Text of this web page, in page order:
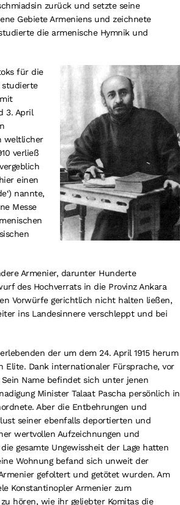
zurück und setzte seine
Gebiete Armeniens und zeichnete
die armenische Hymnik und
für die
studierte
3. April
weltlicher
verließ
einen
nannte,
Messe
Armenier, darunter Hunderte
des Hochverrats in die Provinz Ankara
Vorwürfe gerichtlich nicht halten ließen,
ins Landesinnere verschleppt und bei
der um dem 24. April 1915 herum
Elite. Dank internationaler Fürsprache, vor
Name befindet sich unter jenen
Minister Talaat Pascha persönlich in
Aber die Entbehrungen und
seiner ebenfalls deportierten und
wertvollen Aufzeichnungen und
gesamte Ungewissheit der Lage hatten
Wohnung befand sich unweit der
gefoltert und getötet wurden. Am
Konstantinopler Armenier zum
hören, wie ihr geliebter Komitas die